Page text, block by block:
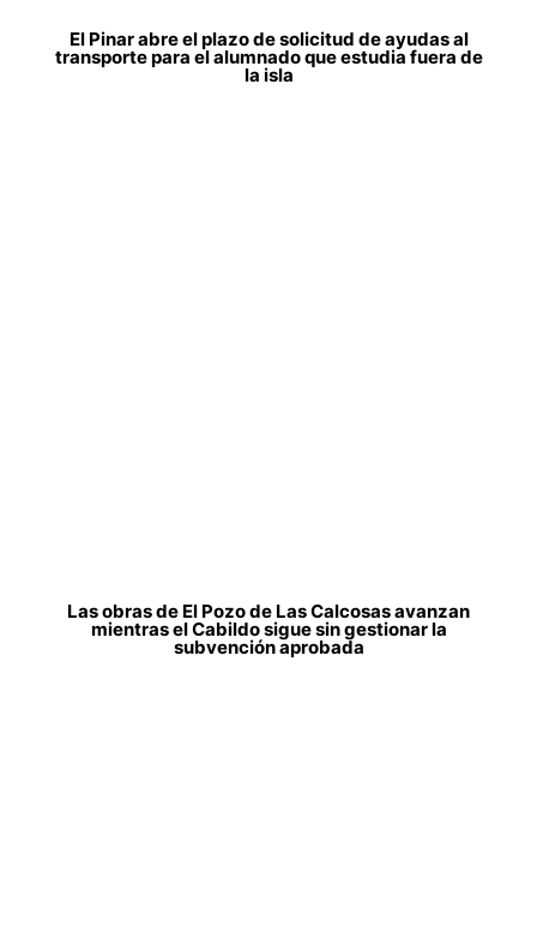
El Pinar abre el plazo de solicitud de ayudas al
transporte para el alumnado que estudia fuera de
la isla
Las obras de El Pozo de Las Calcosas avanzan
mientras el Cabildo sigue sin gestionar la
subvención aprobada